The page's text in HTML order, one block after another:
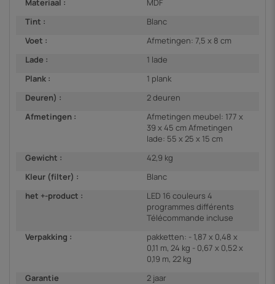
Materiaal :
MDF
Tint :
Blanc
Voet :
Afmetingen: 7,5 x 8 cm
Lade :
1 lade
Plank :
1 plank
Deuren) :
2 deuren
Afmetingen :
Afmetingen meubel: 177 x
39 x 45 cm Afmetingen
lade: 55 x 25 x 15 cm
Gewicht :
42,9 kg
Kleur (filter) :
Blanc
het +-product :
LED 16 couleurs 4
programmes différents
Télécommande incluse
Verpakking :
pakketten: - 1,87 x 0,48 x
0,11 m, 24 kg - 0,67 x 0,52 x
0,19 m, 22 kg
Garantie
2 jaar